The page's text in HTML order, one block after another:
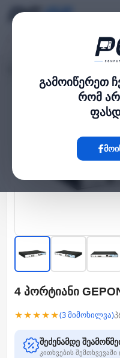
გამოიწერეთ
რომ
4 პორტიანი
★★★★★(3 მიმოხილვა)
შეძენამდე
კითხვების